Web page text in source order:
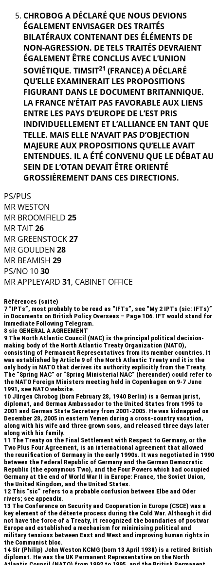
CHROBOG A DÉCLARÉ QUE NOUS DEVIONS
ÉGALEMENT ENVISAGER DES TRAITÉS
BILATÉRAUX CONTENANT DES ÉLÉMENTS DE
NON-AGRESSION. DE TELS TRAITÉS DEVRAIENT
ÉGALEMENT ÊTRE CONCLUS AVEC L’UNION
SOVIÉTIQUE. TIMSIT21 (FRANCE) A DÉCLARÉ
QU’ELLE EXAMINERAIT LES PROPOSITIONS
FIGURANT DANS LE DOCUMENT BRITANNIQUE.
LA FRANCE N’ÉTAIT PAS FAVORABLE AUX LIENS
ENTRE LES PAYS D’EUROPE DE L’EST PRIS
INDIVIDUELLEMENT ET L’ALLIANCE EN TANT QUE
TELLE. MAIS ELLE N’AVAIT PAS D’OBJECTION
MAJEURE AUX PROPOSITIONS QU’ELLE AVAIT
ENTENDUES. IL A ÉTÉ CONVENU QUE LE DÉBAT AU
SEIN DE L’OTAN DEVAIT ÊTRE ORIENTÉ
GROSSIÈREMENT DANS CES DIRECTIONS.
PS/PUS
MR WESTON
MR BROOMFIELD 25
MR TAIT26
MR GREENSTOCK27
MR GOULDEN 28
MR BEAMISH 29
PS/NO 1030
MR APPLEYARD 31, CABINET OFFICE
Références (suite)
7 “IPTs”, most probably to be read as “IFTs”, see “My 2 IPTs (sic: IFTs)”
in Documents on British Policy Overseas – Page 106. IFT would stand for
Immediate Following Telegram.
8 sic GENERAL A AGREEMENT
9 The North Atlantic Council (NAC) is the principal political decision-
making body of the North Atlantic Treaty Organization (NATO),
consisting of Permanent Representatives from its member countries. It
was established by Article 9 of the North Atlantic Treaty and it is the
only body in NATO that derives its authority explicitly from the Treaty.
The “Spring NAC” or “Spring Ministerial NAC” (hereunder) could refer to
the NATO Foreign Ministers meeting held in Copenhagen on 9-7 June
1991, see NATO website.
10 Jürgen Chrobog (born February 28, 1940 Berlin) is a German jurist,
diplomat, and German Ambassador to the United States from 1995 to
2001 and German State Secretary from 2001-2005. He was kidnapped on
December 28, 2005 in eastern Yemen during a cross-country vacation,
along with his wife and three grown sons, and released three days later
along with his family.
11 The Treaty on the Final Settlement with Respect to Germany, or the
Two Plus Four Agreement, is an international agreement that allowed
the reunification of Germany in the early 1990s. It was negotiated in 1990
between the Federal Republic of Germany and the German Democratic
Republic (the eponymous Two), and the Four Powers which had occupied
Germany at the end of World War II in Europe: France, the Soviet Union,
the United Kingdom, and the United States.
12 This “sic” refers to a probable confusion between Elbe and Oder
rivers; see appendix.
13 The Conference on Security and Cooperation in Europe (CSCE) was a
key element of the détente process during the Cold War. Although it did
not have the force of a Treaty, it recognized the boundaries of postwar
Europe and established a mechanism for minimising political and
military tensions between East and West and improving human rights in
the Communist bloc.
14 Sir (Philip) John Weston KCMG (born 13 April 1938) is a retired British
diplomat. He was the UK Permanent Representative on the North